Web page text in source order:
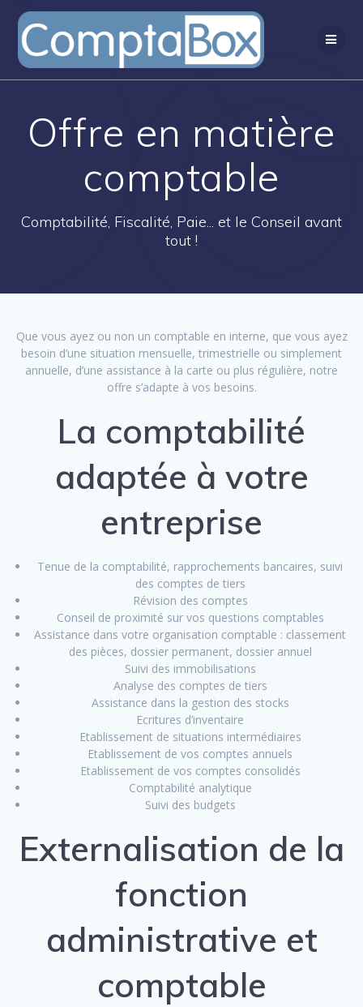
Passer
au
contenu
Offre en matière
comptable
Comptabilité, Fiscalité, Paie... et le Conseil avant
tout !
Que vous ayez ou non un comptable en interne, que vous ayez
besoin d’une situation mensuelle, trimestrielle ou simplement
annuelle, d’une assistance à la carte ou plus régulière, notre
offre s’adapte à vos besoins.
La comptabilité
adaptée à votre
entreprise
Tenue de la comptabilité, rapprochements bancaires, suivi
des comptes de tiers
Révision des comptes
Conseil de proximité sur vos questions comptables
Assistance dans votre organisation comptable : classement
des pièces, dossier permanent, dossier annuel
Suivi des immobilisations
Analyse des comptes de tiers
Assistance dans la gestion des stocks
Ecritures d’inventaire
Etablissement de situations intermédiaires
Etablissement de vos comptes annuels
Etablissement de vos comptes consolidés
Comptabilité analytique
Suivi des budgets
Externalisation de la
fonction
administrative et
comptable